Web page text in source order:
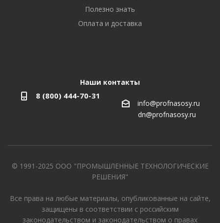
Полезно знать
Оплата и доставка
Наши контакты
8 (800) 444-70-31
info@profnasosy.ru
dn@profnasosy.ru
© 1991-2025 ООО "ПРОМЫШЛЕННЫЕ ТЕХНОЛОГИЧЕСКИЕ
РЕШЕНИЯ"
Все права на любые материалы, опубликованные на сайте,
защищены в соответствии с российским
законодательством и законодательством о правах